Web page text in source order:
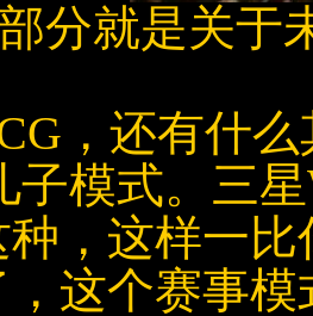
分就是关于
，还有什
子模式。三
，这样一
这个赛事